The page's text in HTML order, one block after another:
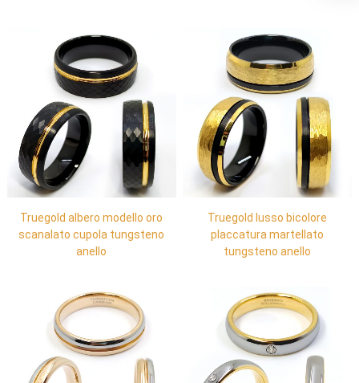
Truegold albero modello oro
scanalato cupola tungsteno
anello
Truegold lusso bicolore
placcatura martellato
tungsteno anello